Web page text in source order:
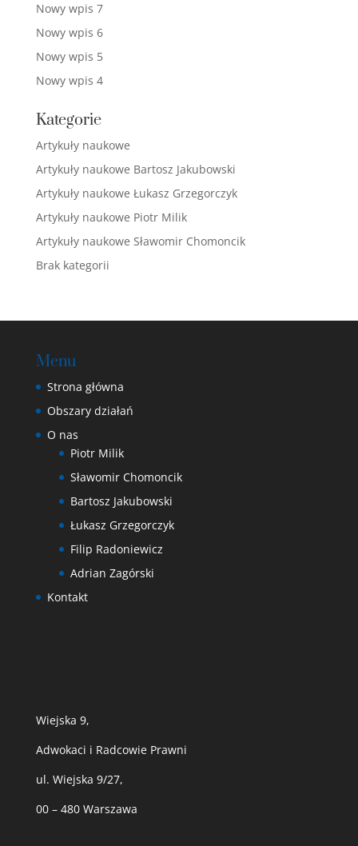
Nowy wpis 7
Nowy wpis 6
Nowy wpis 5
Nowy wpis 4
Kategorie
Artykuły naukowe
Artykuły naukowe Bartosz Jakubowski
Artykuły naukowe Łukasz Grzegorczyk
Artykuły naukowe Piotr Milik
Artykuły naukowe Sławomir Chomoncik
Brak kategorii
Menu
Strona główna
Obszary działań
O nas
Piotr Milik
Sławomir Chomoncik
Bartosz Jakubowski
Łukasz Grzegorczyk
Filip Radoniewicz
Adrian Zagórski
Kontakt
Wiejska 9,
Adwokaci i Radcowie Prawni
ul. Wiejska 9/27,
00 – 480 Warszawa